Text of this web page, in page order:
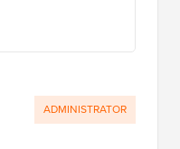
ADMINISTRATOR